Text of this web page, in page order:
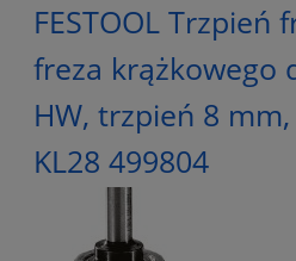
FESTOOL Trzpień
freza krążkowego
HW, trzpień 8 mm,
KL28 499804